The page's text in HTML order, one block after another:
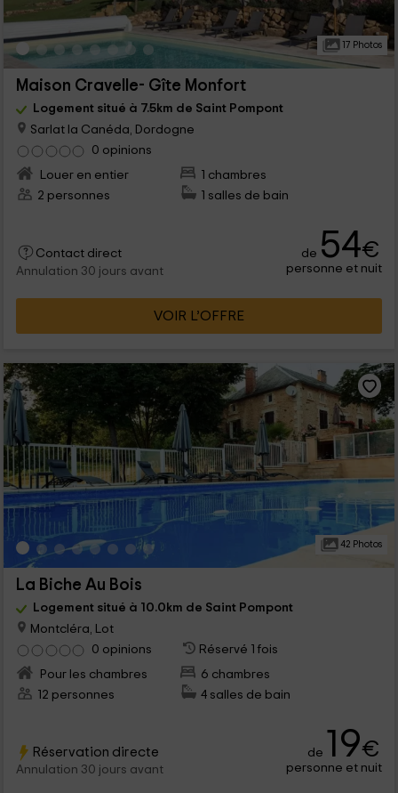
17 Photos
Maison Cravelle- Gîte Monfort
Logement situé à 7.5km de Saint Pompont
Sarlat la Canéda, Dordogne
0 opinions
Louer en entier
1 chambres
2 personnes
1 salles de bain
Contact direct
Annulation 30 jours avant
de 54€
personne et nuit
VOIR L’OFFRE
42 Photos
La Biche Au Bois
Logement situé à 10.0km de Saint Pompont
Montcléra, Lot
0 opinions
Réservé 1 fois
Pour les chambres
6 chambres
12 personnes
4 salles de bain
Réservation directe
Annulation 30 jours avant
de 19€
personne et nuit